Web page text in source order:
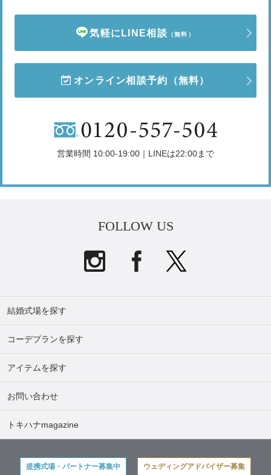
気軽にLINE相談 （無料）
オンライン相談予約 （無料）
営業時間 10:00-19:00｜LINEは22:00まで
FOLLOW US
結婚式場を探す
コーデプランを探す
アイテムを探す
お問い合わせ
トキハナmagazine
提携式場・パートナー募集中 ウェディングアドバイザー募集